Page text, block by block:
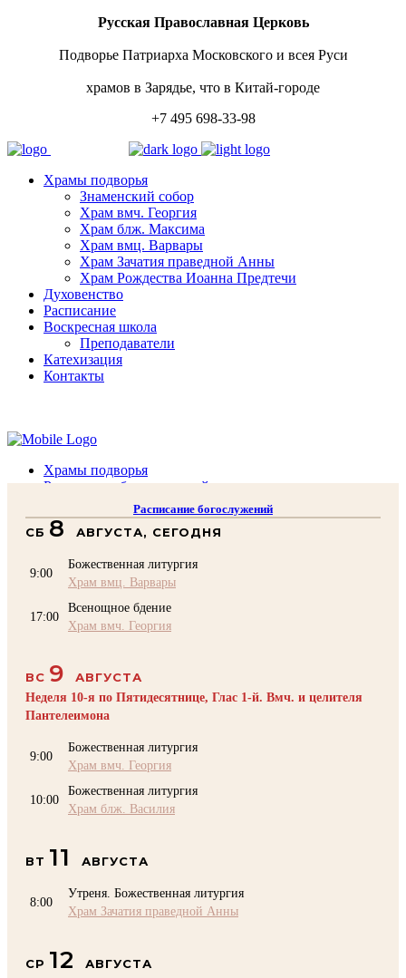
Русская Православная Церковь
Подворье Патриарха Московского и всея Руси
храмов в Зарядье, что в Китай-городе
+7 495 698-33-98
Храмы подворья
Знаменский собор
Храм вмч. Георгия
Храм блж. Максима
Храм вмц. Варвары
Храм Зачатия праведной Анны
Храм Рождества Иоанна Предтечи
Духовенство
Расписание
Воскресная школа
Преподаватели
Катехизация
Контакты
Храмы подворья
Расписание богослужений
Воскресная школа
Преподаватели Воскресной школы
КОНТАКТЫ
Помочь Подворью
Расписание богослужений
СБ 8 АВГУСТА, СЕГОДНЯ
9:00
Божественная литургия
Храм вмц. Варвары
17:00
Всенощное бдение
Храм вмч. Георгия
ВС 9
АВГУСТА
Неделя 10-я по Пятидесятнице, Глас 1-й. Вмч. и целителя
Пантелеимона
9:00
Божественная литургия
Храм вмч. Георгия
10:00
Божественная литургия
Храм блж. Василия
ВТ 11 АВГУСТА
8:00
Утреня. Божественная литургия
Храм Зачатия праведной Анны
СР 12 АВГУСТА